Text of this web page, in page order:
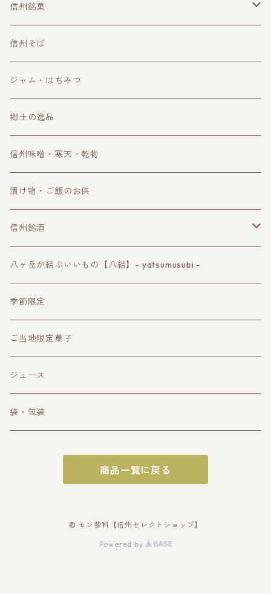
信州銘菓
洋菓子
和菓子
信州そば
ジャム・はちみつ
郷土の逸品
信州味噌・寒天・乾物
漬け物・ご飯のお供
信州銘酒
諏訪の地酒
長野ワイン
クラフトビール
その他お酒
八ヶ岳が結ぶいいもの【八結】- yatsumusubi -
季節限定
ご当地限定菓子
ジュース
袋・包装
商品一覧に戻る
© モン蓼科【信州セレクトショップ】
Powered by